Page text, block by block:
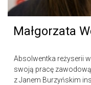
Małgorzata
Absolwentka reżyserii
swoją pracę
z Janem Burzyńskim